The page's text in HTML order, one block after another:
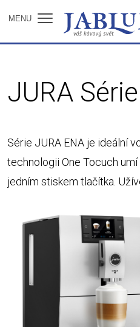
JURA
Série JURA ENA je ideální
technologii One Tocuch
jedním stiskem tlačítka.
MENU